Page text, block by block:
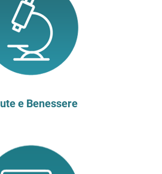
e Benessere